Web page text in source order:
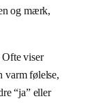
og mærk,
Ofte viser
varm følelse,
“ja” eller